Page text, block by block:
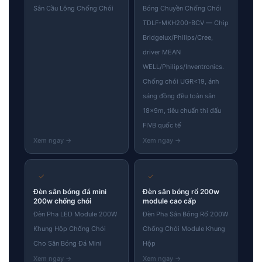
Sân Cầu Lông Chống Chói
Bóng Chuyền Chống Chói
TDLF-MKH200-BCV — Chip
Bridgelux/Philips/Cree,
driver MEAN
WELL/Philips/Inventronics.
Chống chói UGR<19, ánh
sáng đồng đều toàn sân
18×9m, tiêu chuẩn thi đấu
FIVB quốc tế
✓
Đèn sân bóng đá mini
200w chống chói
Đèn Pha LED Module 200W
Khung Hộp Chống Chói
Cho Sân Bóng Đá Mini
✓
Đèn sân bóng rổ 200w
module cao cấp
Đèn Pha Sân Bóng Rổ 200W
Chống Chói Module Khung
Hộp